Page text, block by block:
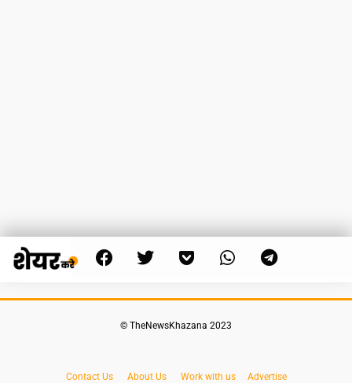
© TheNewsKhazana 2023
Contact Us About Us Work with us Advertise